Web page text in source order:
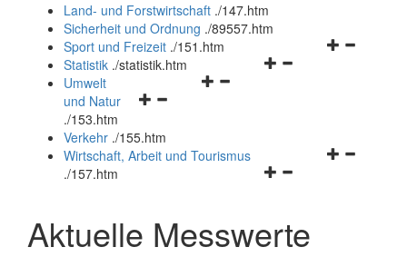
und
schließen
Land- und Forstwirtschaft ./147.htm
Sicherheit und Ordnung ./89557.htm
Navigationsmenü
Sport und Freizeit ./151.htm
Navigationsmenü
Statistik ./statistik.htm
Navigationsmenü
und
schließen
Umwelt
und Natur
./153.htm
Verkehr ./155.htm
Navigationsmenü
schließen
Wirtschaft, Arbeit und Tourismus
./157.htm
Aktuelle Messwerte